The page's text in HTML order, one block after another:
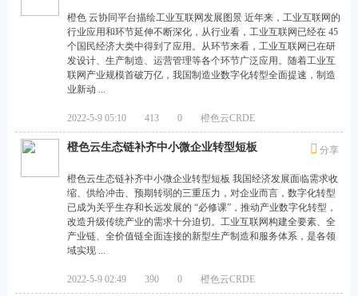
与
橙色 云协同平台描绘工业互联网发展图景 近年来，工业互联网的
行业应用和环节延伸不断深化，从行业看，工业互联网已经在 45
个国民经济大类中得到了应用。从环节来看，工业互联网已在研
发设计、生产制造、运营管理等各个环节广泛应用。随着工业互
联网产业规模首破万亿，我国制造业数字化转型全面提速，制造
业新动 ...
橙色云CRDE
2022-5-9 05:10 413 0
分享
橙色云生态链补齐中小微企业转型短板
橙色云生态链补齐中小微企业转型短板 我国经济发展面临需求收
缩、供给冲击、预期转弱的三重压力，对企业而言，数字化转型
已成为关乎生存和长远发展的 “必修课”，推动产业数字化转型，
改造升级传统产业的需求十分迫切。工业互联网构建全要素、全
产业链、全价值链全面连接的新型生产制造和服务体系，是各领
域实现 ...
橙色云CRDE
2022-5-9 02:49 390 0